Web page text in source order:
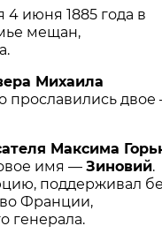
июня 1885 года в
мещан,
Михаила
прославились
Максима
имя — Зиновий.
поддерживал
Франции,
генерала.